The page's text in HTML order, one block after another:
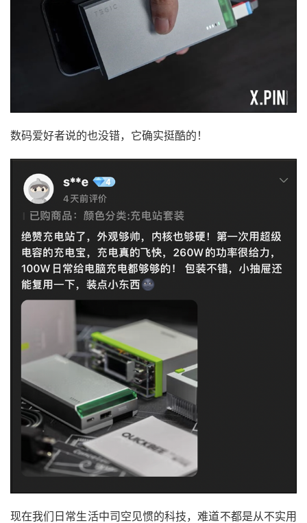
数码爱好者说的也没错，它确实挺酷的！
现在我们日常生活中司空见惯的科技，难道不都是从不实用